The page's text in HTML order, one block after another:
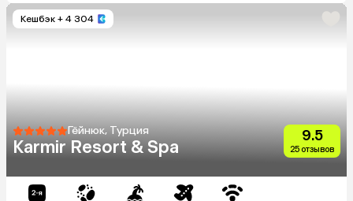
Кешбэк + 4 304
Гёйнюк, Турция
Karmir Resort & Spa
9.5
25 отзывов